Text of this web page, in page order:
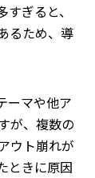
ぎると、
るため、導
ーマや他ア
が、複数の
ウト崩れが
ときに原因